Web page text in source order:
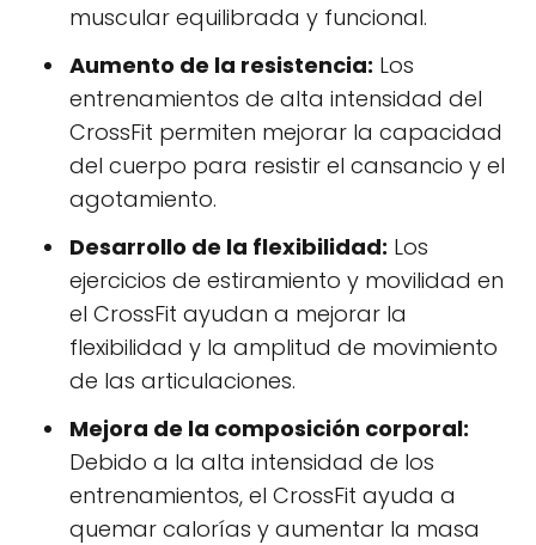
muscular equilibrada y funcional.
Aumento de la resistencia: Los
entrenamientos de alta intensidad del
CrossFit permiten mejorar la capacidad
del cuerpo para resistir el cansancio y el
agotamiento.
Desarrollo de la flexibilidad: Los
ejercicios de estiramiento y movilidad en
el CrossFit ayudan a mejorar la
flexibilidad y la amplitud de movimiento
de las articulaciones.
Mejora de la composición corporal:
Debido a la alta intensidad de los
entrenamientos, el CrossFit ayuda a
quemar calorías y aumentar la masa